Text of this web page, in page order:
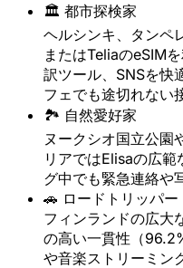
🏛️ 都市探検家
ヘルシンキ、タンペ
またはTeliaのeSIM
訳ツール、SNSを快
フェでも途切れない
🏞️ 自然愛好家
ヌークシオ国立公園
リアではElisaの広
グ中でも緊急連絡や
🚗 ロードトリッパー
フィンランドの広大
の高い一貫性（
や音楽ストリーミン